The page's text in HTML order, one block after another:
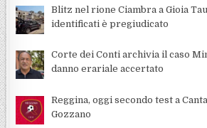
Blitz nel rione Ciambra a Gioia
identificati è pregiudicato
Corte dei Conti archivia il caso
danno erariale accertato
Reggina, oggi secondo test a
Gozzano